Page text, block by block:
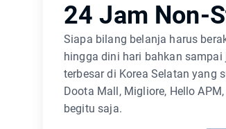
24 Jam Non-
Siapa bilang belanja harus
hingga dini hari bahkan
terbesar di Korea Selatan yang
Doota Mall, Migliore, Hello
begitu saja.